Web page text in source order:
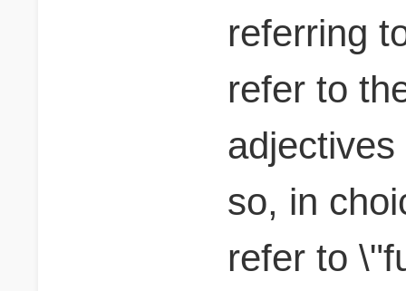
referring
refer to
so, in
refer to